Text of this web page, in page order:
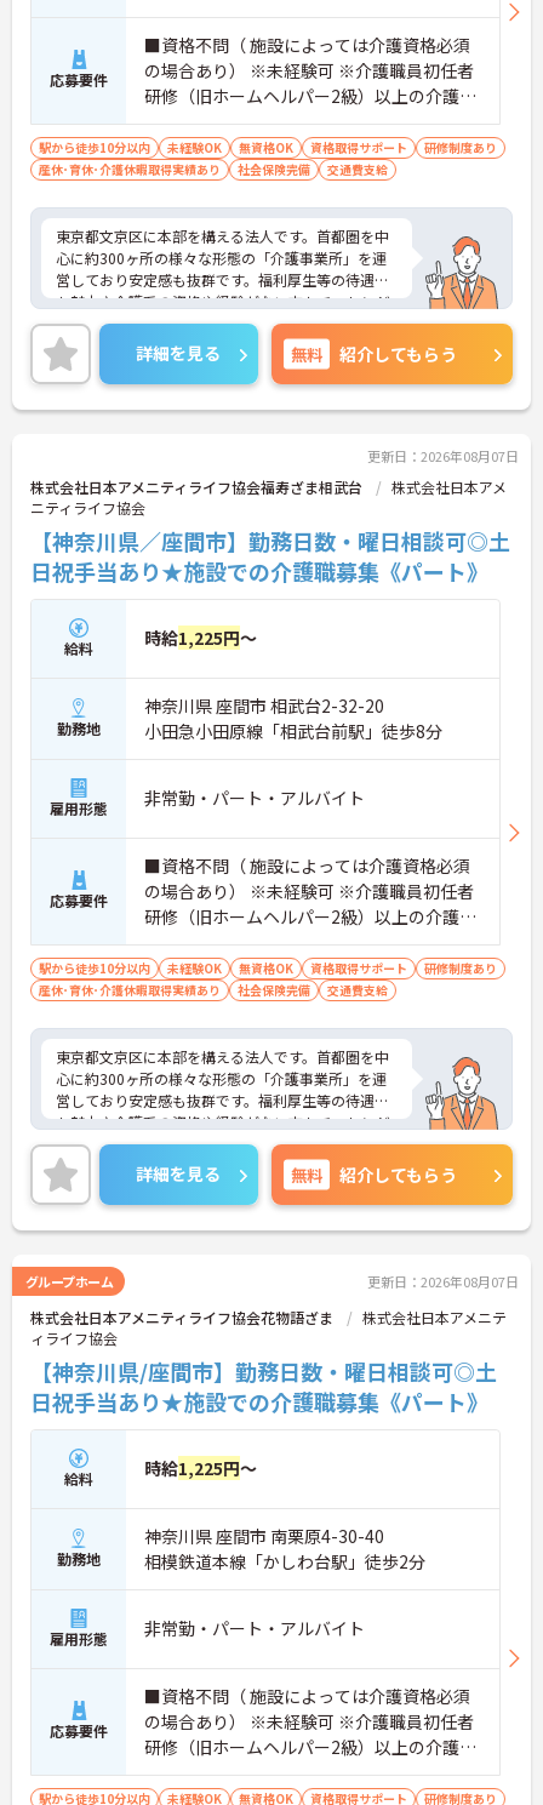
応募要件
■資格不問（ 施設によっては介護資格必須
の場合あり） ※未経験可 ※介護職員初任者
研修（旧ホームヘルパー2級）以上の介護資
格をお持ちの方優遇
駅から徒歩10分以内 未経験OK 無資格OK 資格取得サポート
研修制度あり
産休･育休･介護休暇取得実績あり
社会保険完備 交通費支給
東京都文京区に本部を構える法人です。首都圏を中
心に約300ヶ所の様々な形態の「介護事業所」を運
営しており安定感も抜群です。福利厚生等の待遇面
も魅力♪介護系の資格や経験がない方もチャレンジ
OK◎資格取得支援もあり働きながらスキルアップも
目指します。ご興味ある方には、面接対策ポイント
など、さらに詳細をお話しいたしますのでお気軽に
ご相談ください！
詳細を見る 無料 紹介してもらう
更新日：2026年08月07日
株式会社日本アメニティライフ協会福寿ざま相武台
株式会社日本アメ
ニティライフ協会
【神奈川県／座間市】勤務日数・曜日相談可◎土
日祝手当あり★施設での介護職募集《パート》
給料 時給1,225円～
勤務地
神奈川県 座間市 相武台2-32-20
小田急小田原線「相武台前駅」徒歩8分
雇用形態 非常勤・パート・アルバイト
応募要件
■資格不問（ 施設によっては介護資格必須
の場合あり） ※未経験可 ※介護職員初任者
研修（旧ホームヘルパー2級）以上の介護資
格をお持ちの方優遇
駅から徒歩10分以内 未経験OK 無資格OK 資格取得サポート
研修制度あり
産休･育休･介護休暇取得実績あり
社会保険完備 交通費支給
東京都文京区に本部を構える法人です。首都圏を中
心に約300ヶ所の様々な形態の「介護事業所」を運
営しており安定感も抜群です。福利厚生等の待遇面
も魅力♪介護系の資格や経験がない方もチャレンジ
OK◎資格取得支援もあり働きながらスキルアップも
目指します。ご興味ある方には、面接対策ポイント
など、さらに詳細をお話しいたしますのでお気軽に
ご相談ください！
詳細を見る 無料 紹介してもらう
グループホーム 更新日：2026年08月07日
株式会社日本アメニティライフ協会花物語ざま
株式会社日本アメニテ
ィライフ協会
【神奈川県/座間市】勤務日数・曜日相談可◎土
日祝手当あり★施設での介護職募集《パート》
給料 時給1,225円～
勤務地
神奈川県 座間市 南栗原4-30-40
相模鉄道本線「かしわ台駅」徒歩2分
雇用形態 非常勤・パート・アルバイト
応募要件
■資格不問（ 施設によっては介護資格必須
の場合あり） ※未経験可 ※介護職員初任者
研修（旧ホームヘルパー2級）以上の介護資
格をお持ちの方優遇
駅から徒歩10分以内 未経験OK 無資格OK 資格取得サポート 研修制度あり